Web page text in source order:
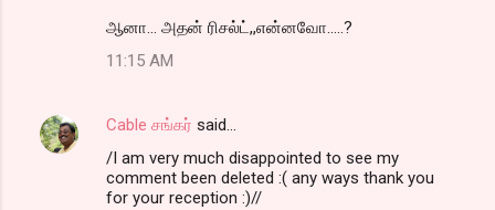
ஆனா... அதன் ரிசல்ட்,,என்னவோ.....?
11:15 AM
Cable சங்கர் said…
/I am very much disappointed to see my
comment been deleted :( any ways thank you
for your reception :)//